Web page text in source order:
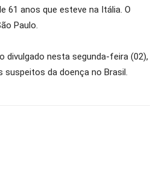
61 anos que esteve na Itália. O
Paulo.
divulgado nesta segunda-feira (02),
suspeitos da doença no Brasil.